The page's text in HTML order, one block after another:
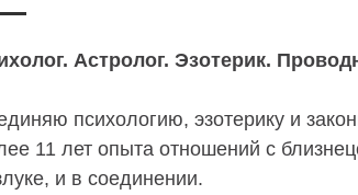
Астролог. Эзотерик.
психологию, эзотерику и
11 лет опыта отношений с
и в соединении.